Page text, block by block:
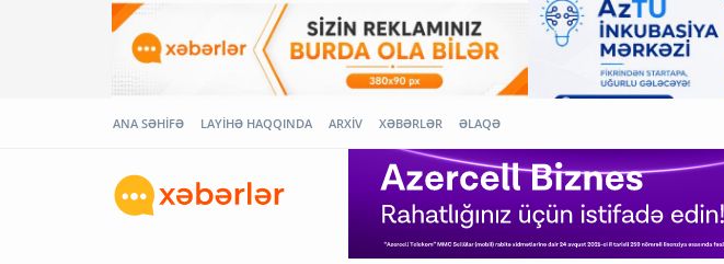
ANA SƏHİFƏ LAYİHƏ HAQQINDA ARXİV XƏBƏRLƏR ƏLAQƏ